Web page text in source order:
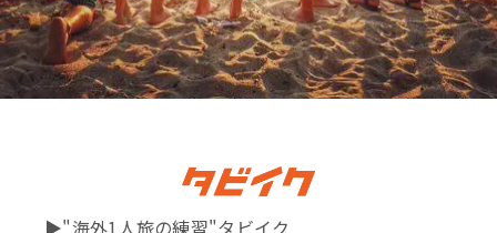
▶︎"海外1人旅の練習"タビイク